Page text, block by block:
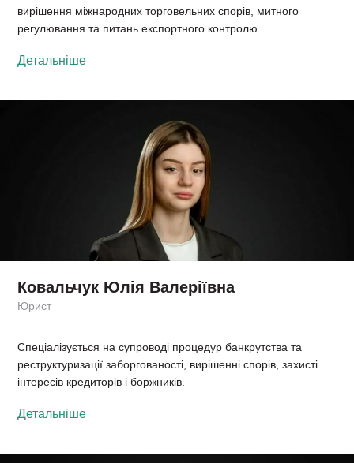
вирішення міжнародних торговельних спорів, митного
регулювання та питань експортного контролю.
Детальніше
Ковальчук Юлія Валеріївна
Юрист
Спеціалізується на супроводі процедур банкрутства та
реструктуризації заборгованості, вирішенні спорів, захисті
інтересів кредиторів і боржників.
Детальніше